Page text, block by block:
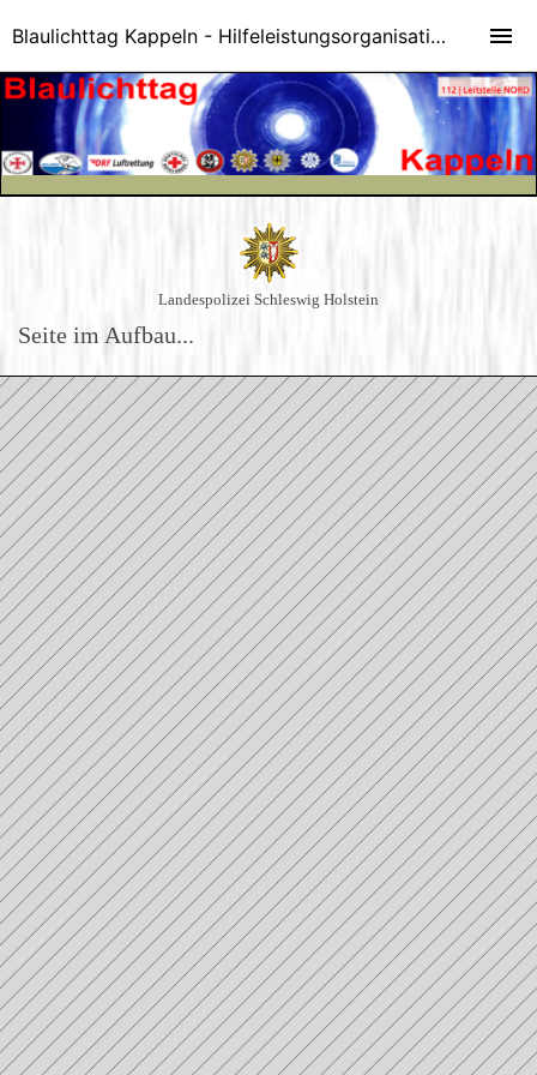
Landespolizei Schleswig Holstein
Seite im Aufbau...
Blaulichttag Kappeln - Hilfeleistungsorganisationen stellen sich vor...